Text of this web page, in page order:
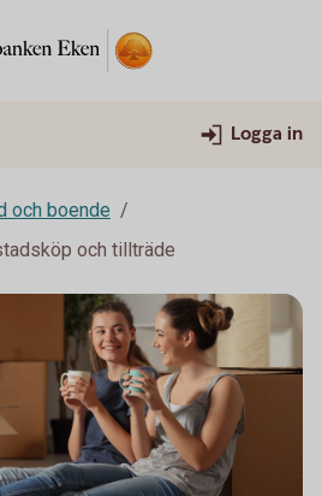
Logga in
och boende
och tillträde